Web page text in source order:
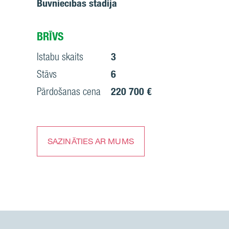
Būvniecības stadija
BRĪVS
Istabu skaits
3
Stāvs
6
Pārdošanas cena
220 700 €
SAZINĀTIES AR MUMS